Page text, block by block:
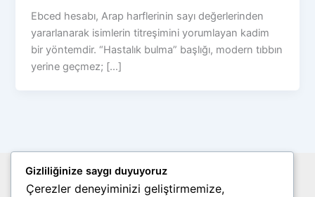
Ebced hesabı, Arap harflerinin sayı değerlerinden
yararlanarak isimlerin titreşimini yorumlayan kadim
bir yöntemdir. “Hastalık bulma” başlığı, modern tıbbın
yerine geçmez; […]
Site Haritası
Gizlilik Politikası
Gizliliğinize saygı duyuyoruz
Çerezler deneyiminizi geliştirmemize,